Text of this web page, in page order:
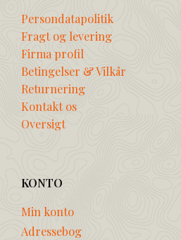
Persondatapolitik
Fragt og levering
Firma profil
Betingelser & Vilkår
Returnering
Kontakt os
Oversigt
KONTO
Min konto
Adressebog